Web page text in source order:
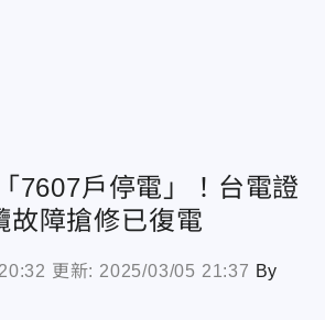
7607戶停電」！台電證
故障搶修已復電
更新: 2025/03/05 21:37 By